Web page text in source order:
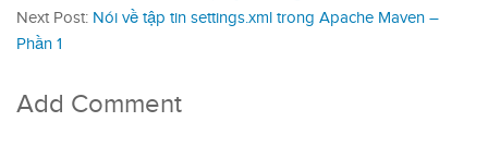
Next Post: Nói về tập tin settings.xml trong Apache Maven –
Phần 1
Add Comment